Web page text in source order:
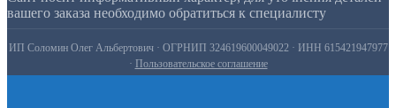
вашего заказа необходимо обратиться к специалисту
ИП Соломин Олег Альбертович · ОГРНИП 324619600049022 · ИНН 615421947977
· Пользовательское соглашение